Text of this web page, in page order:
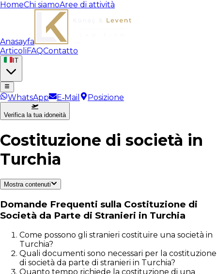
HomeChi siamoAree di attività
Anasayfa
ArticoliFAQContatto
IT
WhatsApp E‑Mail Posizione
Verifica la tua idoneità
Costituzione di società in
Turchia
Mostra contenuti
Domande Frequenti sulla Costituzione di
Società da Parte di Stranieri in Turchia
Come possono gli stranieri costituire una società in
Turchia?
Quali documenti sono necessari per la costituzione
di società da parte di stranieri in Turchia?
Quanto tempo richiede la costituzione di una